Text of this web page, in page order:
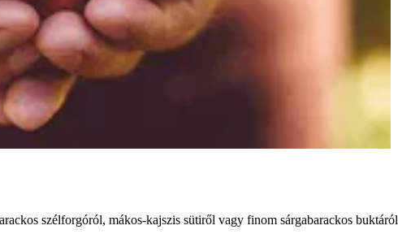
szélforgóról, mákos-kajszis sütiről vagy finom sárgabarackos